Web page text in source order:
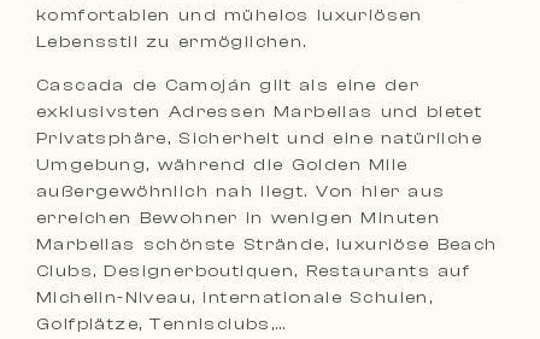
komfortablen und mühelos luxuriösen
Lebensstil zu ermöglichen.
Cascada de Camoján gilt als eine der
exklusivsten Adressen Marbellas und bietet
Privatsphäre, Sicherheit und eine natürliche
Umgebung, während die Golden Mile
außergewöhnlich nah liegt. Von hier aus
erreichen Bewohner in wenigen Minuten
Marbellas schönste Strände, luxuriöse Beach
Clubs, Designerboutiquen, Restaurants auf
Michelin-Niveau, internationale Schulen,
Golfplätze, Tennisclubs,